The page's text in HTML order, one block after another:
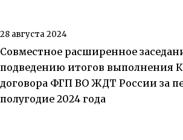
28 августа 2024
Совместное расширенное
подведению итогов выполнения
договора ФГП ВО ЖДТ России за первое
полугодие 2024 года